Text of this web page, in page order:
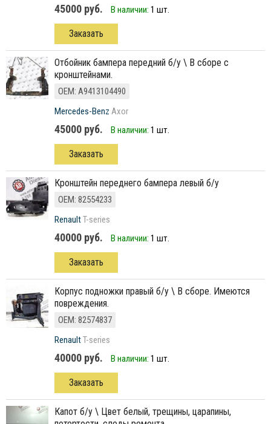
45000 руб. В наличии: 1 шт.
Заказать
Отбойник бампера передний б/у \ В сборе с
кронштейнами.
ОЕМ: A9413104490
Mercedes-Benz Axor
45000 руб. В наличии: 1 шт.
Заказать
кронштейн переднего бампера левый б/у
ОЕМ: 82554233
RenaultT-series
40000 руб. В наличии: 1 шт.
Заказать
корпус подножки правый б/у \ В сборе. Имеются
повреждения.
ОЕМ: 82574837
RenaultT-series
40000 руб. В наличии: 1 шт.
Заказать
капот б/у \ Цвет белый, трещины, царапины,